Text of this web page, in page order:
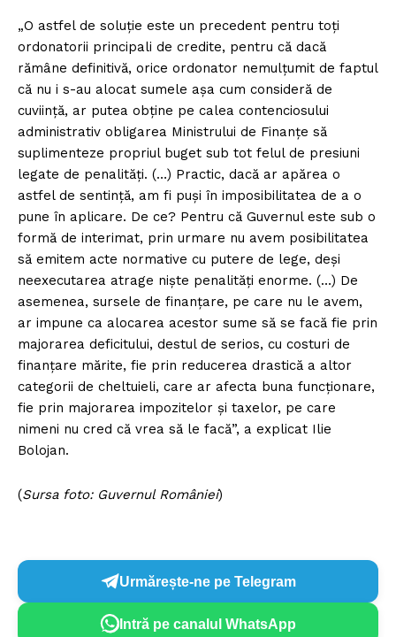
„O astfel de soluție este un precedent pentru toți
ordonatorii principali de credite, pentru că dacă
rămâne definitivă, orice ordonator nemulțumit de faptul
că nu i s-au alocat sumele așa cum consideră de
cuviință, ar putea obține pe calea contenciosului
administrativ obligarea Ministrului de Finanțe să
suplimenteze propriul buget sub tot felul de presiuni
legate de penalități. (…) Practic, dacă ar apărea o
astfel de sentință, am fi puși în imposibilitatea de a o
pune în aplicare. De ce? Pentru că Guvernul este sub o
formă de interimat, prin urmare nu avem posibilitatea
să emitem acte normative cu putere de lege, deși
neexecutarea atrage niște penalități enorme. (…) De
asemenea, sursele de finanțare, pe care nu le avem,
ar impune ca alocarea acestor sume să se facă fie prin
majorarea deficitului, destul de serios, cu costuri de
finanțare mărite, fie prin reducerea drastică a altor
categorii de cheltuieli, care ar afecta buna funcționare,
fie prin majorarea impozitelor și taxelor, pe care
nimeni nu cred că vrea să le facă”, a explicat Ilie
Bolojan.
(Sursa foto: Guvernul României)
Urmărește-ne pe Telegram
Intră pe canalul WhatsApp